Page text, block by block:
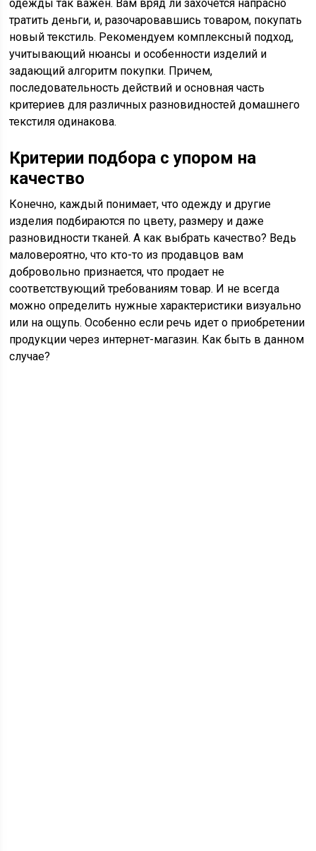
одежды так важен. Вам вряд ли захочется напрасно
тратить деньги, и, разочаровавшись товаром, покупать
новый текстиль. Рекомендуем комплексный подход,
учитывающий нюансы и особенности изделий и
задающий алгоритм покупки. Причем,
последовательность действий и основная часть
критериев для различных разновидностей домашнего
текстиля одинакова.
Критерии подбора с упором на
качество
Конечно, каждый понимает, что одежду и другие
изделия подбираются по цвету, размеру и даже
разновидности тканей. А как выбрать качество? Ведь
маловероятно, что кто-то из продавцов вам
добровольно признается, что продает не
соответствующий требованиям товар. И не всегда
можно определить нужные характеристики визуально
или на ощупь. Особенно если речь идет о приобретении
продукции через интернет-магазин. Как быть в данном
случае?